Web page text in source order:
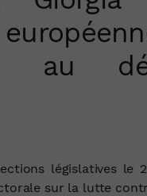
au
législatives le
sur la lutte